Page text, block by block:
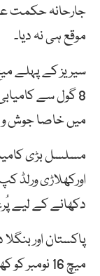
جارحانہ حکمت
موقع ہی نہ دیا۔
8 گول سے
میں خاصا جوش و
مسلسل بڑی
اورکھلاڑی ورلڈ
دکھانے کے لیے
پاکستان اور
میچ 16